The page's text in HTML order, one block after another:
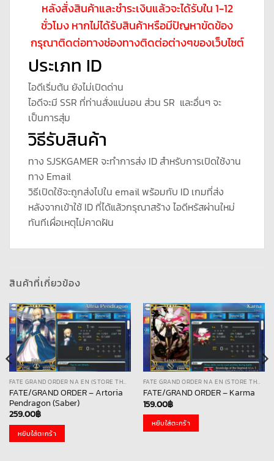
หลังสั่งสินค้าและชำระเงินแล้วจะได้รับใน 1-12
ชั่วโมง หากไม่ได้รับสินค้าหรือมีปัญหาขัดข้อง
กรุณาติดต่อทางช่องทางติดต่อต่างๆของเว็บไซต์
ประเภท ID
ไอดีเริ่มต้น ยังไม่เปิดด่าน
ไอดีจะมี SSR ที่ท่านสั่งแน่นอน ส่วน SR และอื่นๆ จะ
เป็นการสุ่ม
วิธีรับสินค้า
ทาง SJSKGAMER จะทำการส่ง ID สำหรับการเปิดใช้งาน
ทาง Email
วิธีเปิดใช้จะถูกส่งไปใน email พร้อมกับ ID เกมที่ส่ง
หลังจากเข้าใช้ ID ที่ได้แล้วกรุณาสร้าง ไอดีหรัสผ่านใหม่
ทันทีเผื่อเหตุไม่คาดฝัน
สินค้าที่เกี่ยวข้อง
FATE GRAND ORDER NA EN (STORE THAI)
FATE/GRAND ORDER – Artoria
Pendragon (Saber)
259.00฿
หยิบใส่ตะกร้า
FATE GRAND ORDER NA EN (STORE THAI)
FATE/GRAND ORDER – Karma
159.00฿
หยิบใส่ตะกร้า